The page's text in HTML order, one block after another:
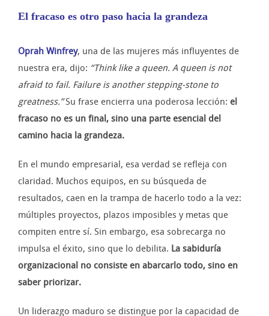
El fracaso es otro paso hacia la grandeza
Oprah Winfrey, una de las mujeres más influyentes de
nuestra era, dijo: “Think like a queen. A queen is not
afraid to fail. Failure is another stepping-stone to
greatness.”Su frase encierra una poderosa lección: el
fracaso no es un final, sino una parte esencial del
camino hacia la grandeza.
En el mundo empresarial, esa verdad se refleja con
claridad. Muchos equipos, en su búsqueda de
resultados, caen en la trampa de hacerlo todo a la vez:
múltiples proyectos, plazos imposibles y metas que
compiten entre sí. Sin embargo, esa sobrecarga no
impulsa el éxito, sino que lo debilita. La sabiduría
organizacional no consiste en abarcarlo todo, sino en
saber priorizar.
Un liderazgo maduro se distingue por la capacidad de